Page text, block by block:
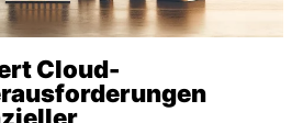
Cloud-